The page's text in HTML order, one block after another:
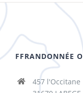
FFRANDONNÉE
457 l'Occitane